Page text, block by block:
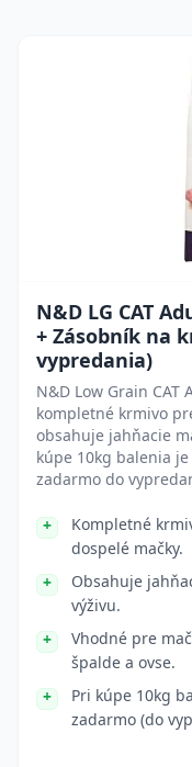
N&D LG CAT
+ Zásobník na
vypredania)
N&D Low Grain
kompletné krmivo
obsahuje jahňacie
kúpe 10kg balenia
zadarmo do
Kompletné
dospelé mačky.
Obsahuje
výživu.
Vhodné pre
špalde a ovse.
Pri kúpe 10kg
zadarmo (do